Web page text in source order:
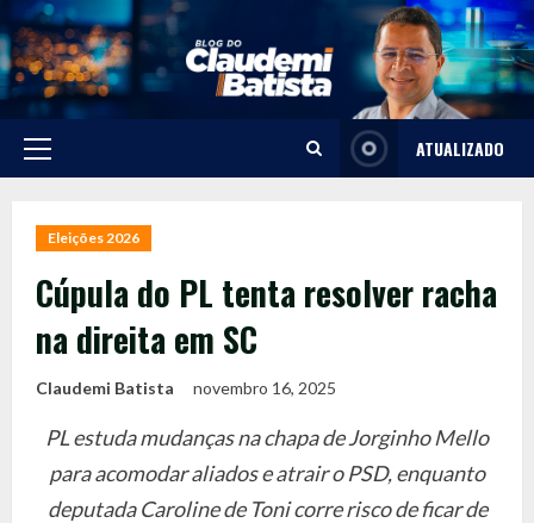
Skip
to
content
Primary
ATUALIZADO
Eleições 2026
Cúpula do PL tenta resolver racha
na direita em SC
Claudemi Batista novembro 16, 2025
PL estuda mudanças na chapa de Jorginho Mello
para acomodar aliados e atrair o PSD, enquanto
deputada Caroline de Toni corre risco de ficar de